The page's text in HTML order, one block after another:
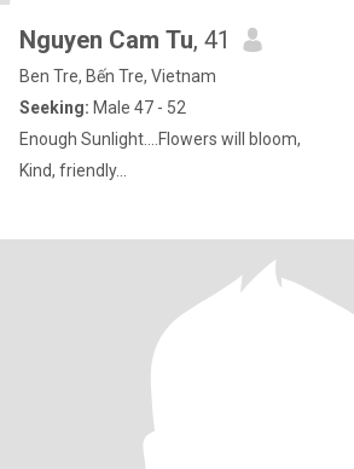
Nguyen Cam Tu, 41
Ben Tre, Bến Tre, Vietnam
Seeking: Male 47 - 52
Enough Sunlight....Flowers will bloom,
Kind, friendly...